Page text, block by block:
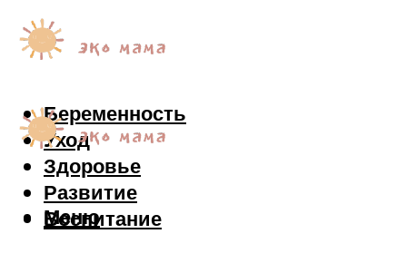
Беременность
Уход
Здоровье
Развитие
Воспитание
Меню